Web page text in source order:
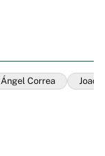
Ángel Correa